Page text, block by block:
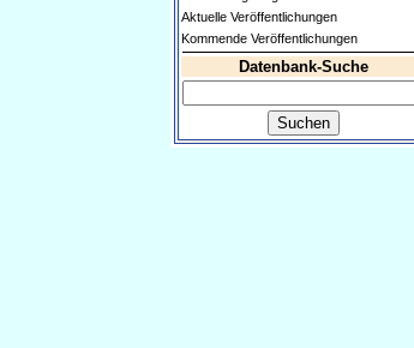
Aktuelle Veröffentlichungen
Kommende Veröffentlichungen
Datenbank-Suche